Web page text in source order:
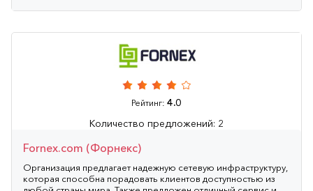
Рейтинг: 4.0
Количество предложений: 2
Fornex.com (Форнекс)
Организация предлагает надежную сетевую инфраструктуру,
которая способна порадовать клиентов доступностью из